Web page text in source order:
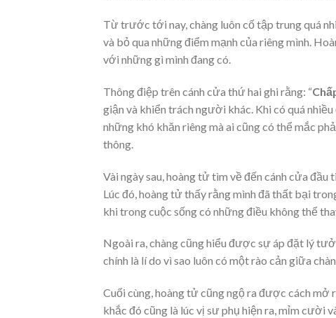
Từ trước tới nay, chàng luôn cố tập trung quá
và bỏ qua những điểm mạnh của riêng mình.
với những gì mình đang có.
Thông điệp trên cánh cửa thứ hai ghi rằng: “
giận và khiển trách người khác. Khi có quá
những khó khăn riêng mà ai cũng có thể mắc
thông.
Vài ngày sau, hoàng tử tìm về đến cánh cửa đầu
Lúc đó, hoàng tử thấy rằng mình đã thất bại
khi trong cuộc sống có những điều không thể
Ngoài ra, chàng cũng hiểu được sự áp đặt lý
chính là lí do vì sao luôn có một rào cản giữa
Cuối cùng, hoàng tử cũng ngộ ra được cách mở
khắc đó cũng là lúc vị sư phụ hiện ra, mỉm cười